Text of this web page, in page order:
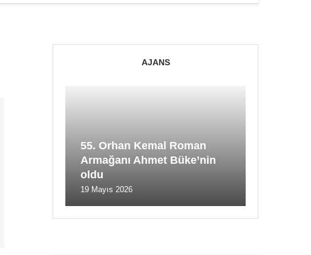
AJANS
55. Orhan Kemal Roman
Armağanı Ahmet Büke’nin
oldu
19 Mayıs 2026